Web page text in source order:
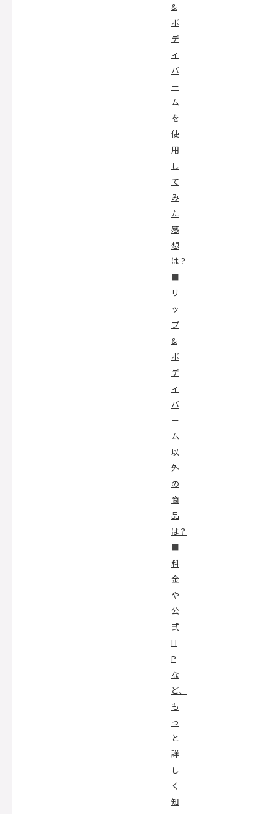
&
ボ
デ
ィ
バ
ー
ム
を
使
用
し
て
み
た
感
想
は？
■
リ
ッ
プ
&
ボ
デ
ィ
バ
ー
ム
以
外
の
商
品
は？
■
料
金
や
公
式
H
P
な
ど、
も
っ
と
詳
し
く
知